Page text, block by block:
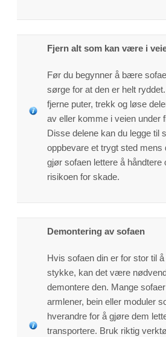
Fjern alt som kan være i
Før du begynner å bære
sørge for at den er helt
fjerne puter, trekk og løse
av eller komme i veien under
Disse delene kan du legge til
oppbevare et trygt sted mens
gjør sofaen lettere å håndtere
risikoen for skade.
Demontering av sofaen
Hvis sofaen din er for stor til
stykke, kan det være
demontere den. Mange
armlener, bein eller moduler
hverandre for å gjøre dem
transportere. Bruk riktig